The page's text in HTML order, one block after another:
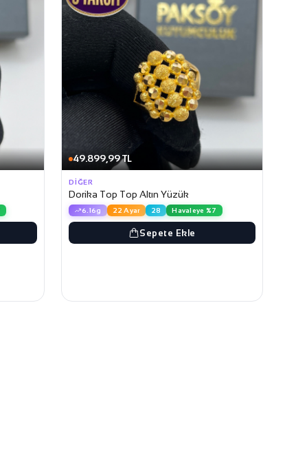
49.899,99 TL
DIĞER
Dorika Top Top Altın Yüzük
6.16g 22 Ayar 28 Havaleye %7
Sepete Ekle